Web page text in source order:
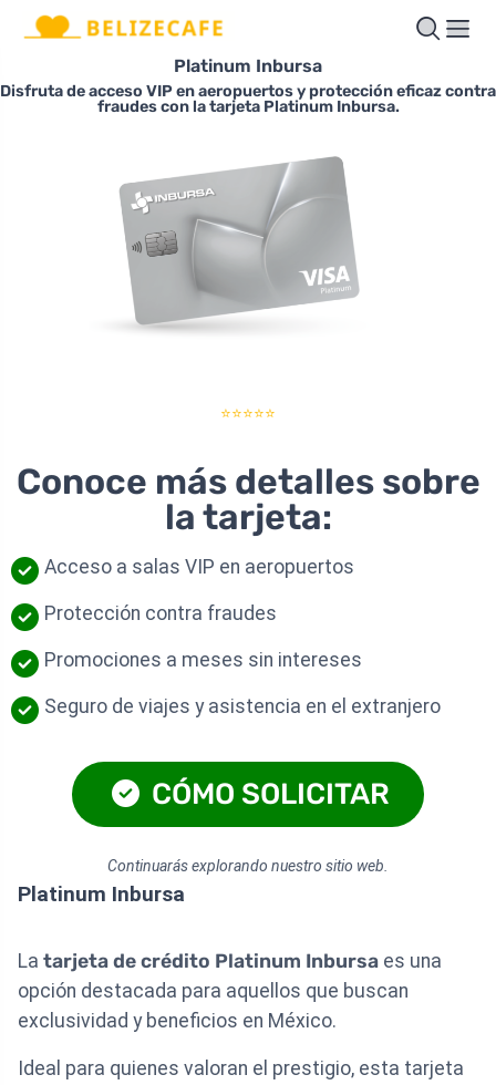
Platinum Inbursa
Disfruta de acceso VIP en aeropuertos y protección eficaz contra
fraudes con la tarjeta Platinum Inbursa.
⭐⭐⭐⭐⭐
Conoce más detalles sobre
la tarjeta:
Acceso a salas VIP en aeropuertos
Protección contra fraudes
Promociones a meses sin intereses
Seguro de viajes y asistencia en el extranjero
CÓMO SOLICITAR
Continuarás explorando nuestro sitio web.
Platinum Inbursa
La tarjeta de crédito Platinum Inbursa es una
opción destacada para aquellos que buscan
exclusividad y beneficios en México.
Ideal para quienes valoran el prestigio, esta tarjeta